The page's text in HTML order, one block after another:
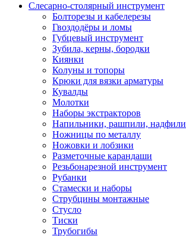
Слесарно-столярный инструмент
Болторезы и кабелерезы
Гвоздодёры и ломы
Губцевый инструмент
Зубила, керны, бородки
Киянки
Колуны и топоры
Крюки для вязки арматуры
Кувалды
Молотки
Наборы экстракторов
Напильники, рашпили, надфили
Ножницы по металлу
Ножовки и лобзики
Разметочные карандаши
Резьбонарезной инструмент
Рубанки
Стамески и наборы
Струбцины монтажные
Стусло
Тиски
Трубогибы